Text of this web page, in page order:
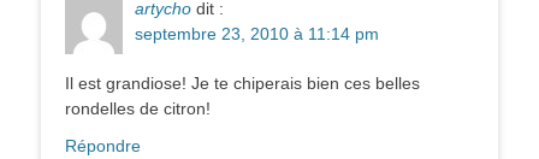
artycho dit :
septembre 23, 2010 à 11:14 pm
Il est grandiose! Je te chiperais bien ces belles
rondelles de citron!
Répondre